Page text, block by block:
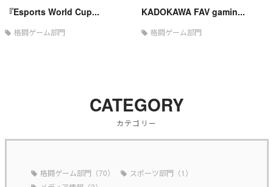
『Esports World Cup...
格闘ゲーム部門
KADOKAWA FAV gamin...
格闘ゲーム部門
CATEGORY
カテゴリー
格闘ゲーム部門（70）
スポーツ部門（1）